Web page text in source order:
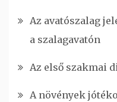
Az avatószalag
a szalagavatón
Az első szakmai
A növények